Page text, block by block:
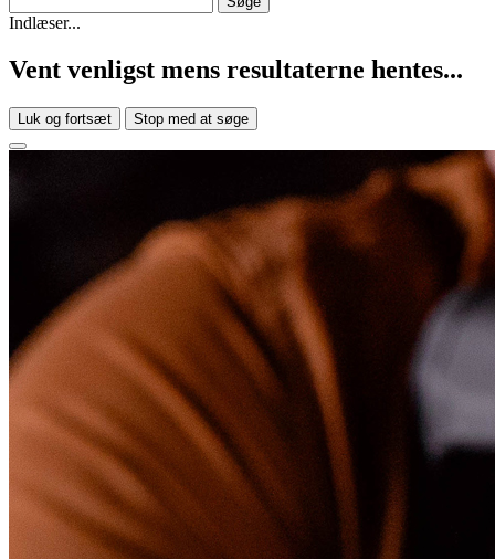
Indlæser...
Vent venligst mens resultaterne hentes...
Luk og fortsæt Stop med at søge